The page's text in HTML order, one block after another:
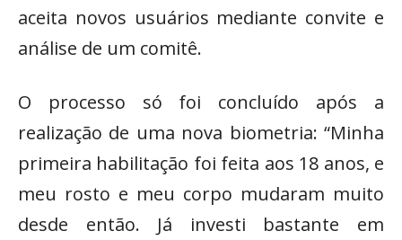
aceita novos usuários mediante convite e
análise de um comitê.
O processo só foi concluído após a
realização de uma nova biometria: “Minha
primeira habilitação foi feita aos 18 anos, e
meu rosto e meu corpo mudaram muito
desde então. Já investi bastante em